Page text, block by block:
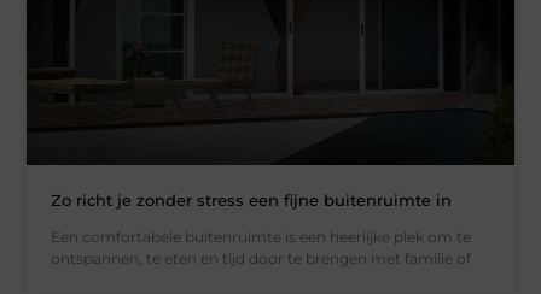
Zo richt je zonder stress een fijne buitenruimte in
Een comfortabele buitenruimte is een heerlijke plek om te
ontspannen, te eten en tijd door te brengen met familie of